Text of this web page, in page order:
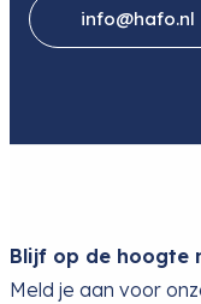
info@hafo.nl
Blijf op de hoogte
Meld je aan voor